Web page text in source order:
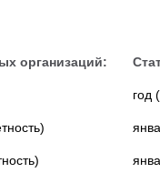
организаций:
год